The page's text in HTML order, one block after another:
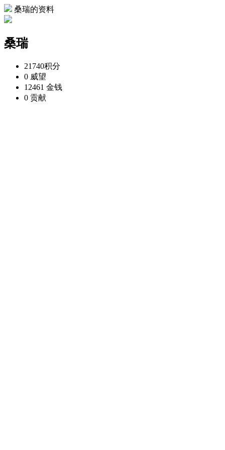
桑瑞的资料
桑瑞
21740积分
0 威望
12461 金钱
0 贡献